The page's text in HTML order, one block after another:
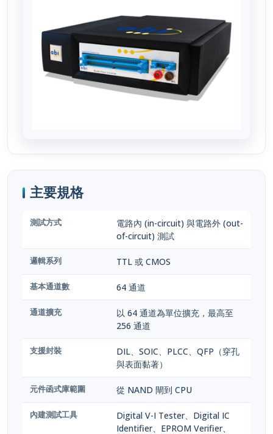
of-circuit) 測試
邏輯系列 TTL 或 CMOS
基本通道數 64 通道
通道擴充
以 64 通道為單位擴充，最高至
256 通道
支援封裝
DIL、SOIC、PLCC、QFP（穿孔
與表面黏著）
元件函式庫範圍 從 NAND 閘到 CPU
內建測試工具
Digital V-I Tester、Digital IC
Identifier、EPROM Verifier、
Short Locator